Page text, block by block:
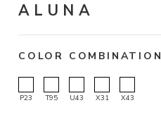
ALUNA
COLOR COMBINATION
P23 T95 U43 X31 X43